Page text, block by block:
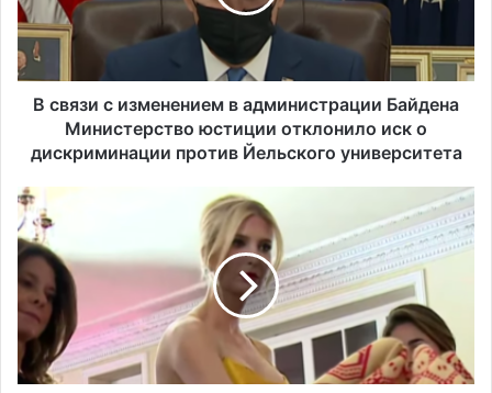
и
с
и
з
н
и
е
м
в
а
д
м
и
В связи с изменением в администрации Байдена
Министерство юстиции отклонило иск о
дискриминации против Йельского университета
Д
о
х
д
ы
И
в
а